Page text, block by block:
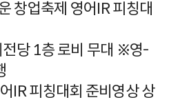
창업축제 영어IR 피칭대
전당 1층 로비 무대 ※영-
IR 피칭대회 준비영상 상